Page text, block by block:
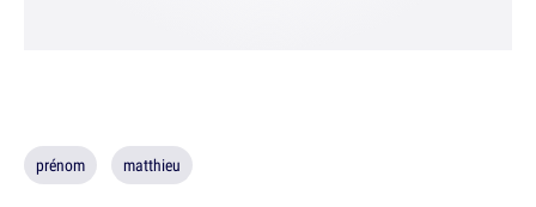
prénom matthieu